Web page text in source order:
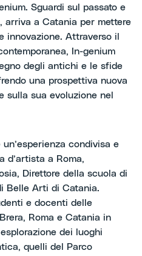
Sguardi sul passato e
arriva a Catania per mettere
innovazione. Attraverso il
In-genium
degli antichi e le sfide
una prospettiva nuova
sulla sua evoluzione nel
un’esperienza condivisa e
d’artista a Roma,
Direttore della scuola di
Belle Arti di Catania.
e docenti delle
Roma e Catania in
dei luoghi
quelli del Parco